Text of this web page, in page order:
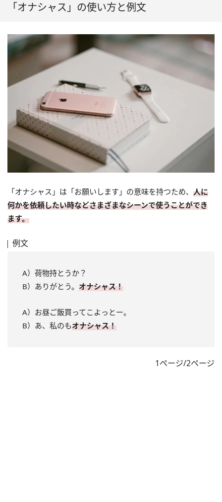
「オナシャス」の使い方と例文
「オナシャス」は「お願いします」の意味を持つため、 人に
何かを依頼したい時などさまざまなシーンで使うことができ
ます。
例文
A）荷物持とうか？
B）ありがとう。 オナシャス！
A）お昼ご飯買ってこよっとー。
B）あ、私のもオナシャス！
1ページ/2ページ